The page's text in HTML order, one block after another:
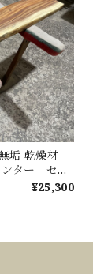
垢 乾燥材
ター セン
¥25,300